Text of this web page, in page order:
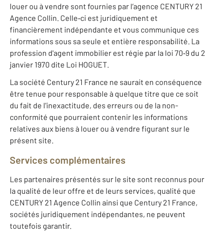
louer ou à vendre sont fournies par l’agence CENTURY 21
Agence Collin. Celle‐ci est juridiquement et
financièrement indépendante et vous communique ces
informations sous sa seule et entière responsabilité. La
profession d'agent immobilier est régie par la loi 70‐9 du 2
janvier 1970 dite Loi HOGUET.
La société Century 21 France ne saurait en conséquence
être tenue pour responsable à quelque titre que ce soit
du fait de l'inexactitude, des erreurs ou de la non-
conformité que pourraient contenir les informations
relatives aux biens à louer ou à vendre figurant sur le
présent site.
Services complémentaires
Les partenaires présentés sur le site sont reconnus pour
la qualité de leur offre et de leurs services, qualité que
CENTURY 21 Agence Collin ainsi que Century 21 France,
sociétés juridiquement indépendantes, ne peuvent
toutefois garantir.